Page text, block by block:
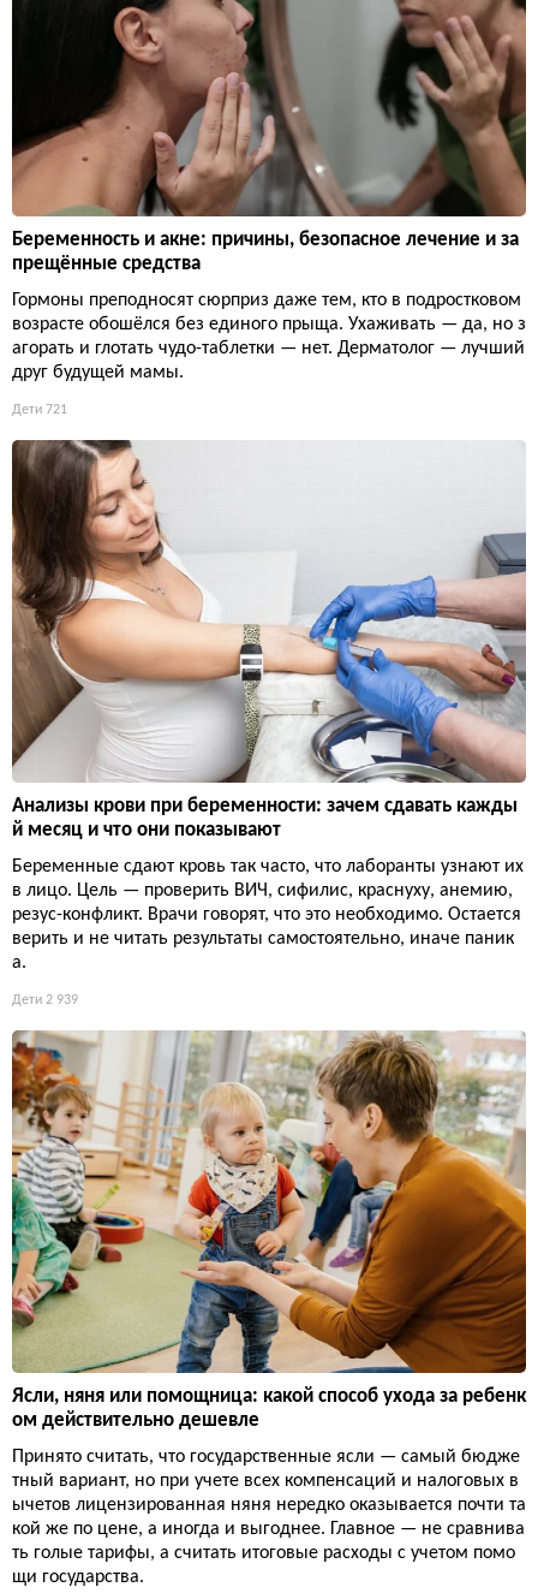
Беременность и акне: причины, безопасное лечение и за
прещённые средства
Гормоны преподносят сюрприз даже тем, кто в подростковом
возрасте обошёлся без единого прыща. Ухаживать — да, но з
агорать и глотать чудо-таблетки — нет. Дерматолог — лучший
друг будущей мамы.
Дети 721
Анализы крови при беременности: зачем сдавать кажды
й месяц и что они показывают
Беременные сдают кровь так часто, что лаборанты узнают их
в лицо. Цель — проверить ВИЧ, сифилис, краснуху, анемию,
резус-конфликт. Врачи говорят, что это необходимо. Остается
верить и не читать результаты самостоятельно, иначе паник
а.
Дети 2 939
Ясли, няня или помощница: какой способ ухода за ребенк
ом действительно дешевле
Принято считать, что государственные ясли — самый бюдже
тный вариант, но при учете всех компенсаций и налоговых в
ычетов лицензированная няня нередко оказывается почти та
кой же по цене, а иногда и выгоднее. Главное — не сравнива
ть голые тарифы, а считать итоговые расходы с учетом помо
щи государства.